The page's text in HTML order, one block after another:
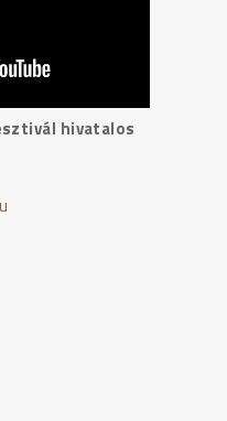
hivatalos